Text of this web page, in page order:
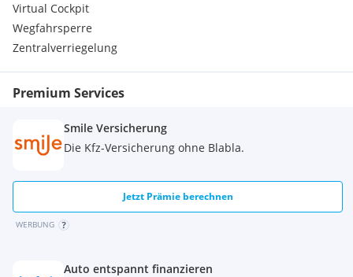
Virtual Cockpit
Wegfahrsperre
Zentralverriegelung
Premium Services
Smile Versicherung
Die Kfz-Versicherung ohne Blabla.
Jetzt Prämie berechnen
WERBUNG
Auto entspannt finanzieren